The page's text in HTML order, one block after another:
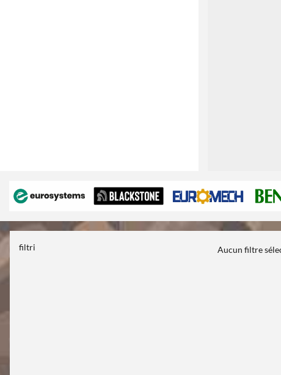
filtri Aucun filtre